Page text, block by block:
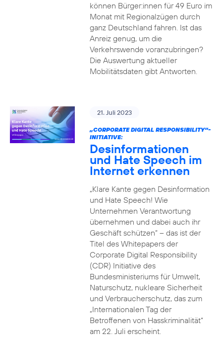
können Bürger:innen für 49 Euro im
Monat mit Regionalzügen durch
ganz Deutschland fahren. Ist das
Anreiz genug, um die
Verkehrswende voranzubringen?
Die Auswertung aktueller
Mobilitätsdaten gibt Antworten.
21. Juli 2023
„CORPORATE DIGITAL RESPONSIBILITY“-
INITIATIVE:
Desinformationen
und Hate Speech im
Internet erkennen
„Klare Kante gegen Desinformation
und Hate Speech! Wie
Unternehmen Verantwortung
übernehmen und dabei auch ihr
Geschäft schützen“ – das ist der
Titel des Whitepapers der
Corporate Digital Responsibility
(CDR) Initiative des
Bundesministeriums für Umwelt,
Naturschutz, nukleare Sicherheit
und Verbraucherschutz, das zum
„Internationalen Tag der
Betroffenen von Hasskriminalität“
am 22. Juli erscheint.